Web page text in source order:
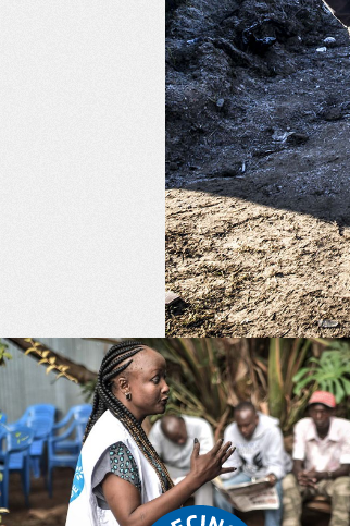
FAIRE UN DON FAIRE UN DON
TÉLÉCHARGER LE RAPPORT